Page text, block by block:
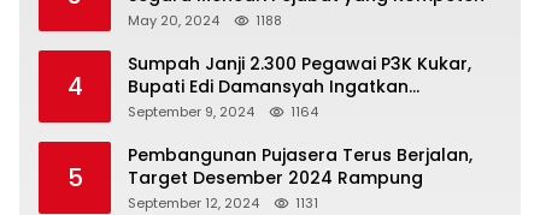
May 20, 2024 1188
4
Sumpah Janji 2.300 Pegawai P3K Kukar,
Bupati Edi Damansyah Ingatkan
Tanggung Jawab Baru
September 9, 2024 1164
5
Pembangunan Pujasera Terus Berjalan,
Target Desember 2024 Rampung
September 12, 2024 1131